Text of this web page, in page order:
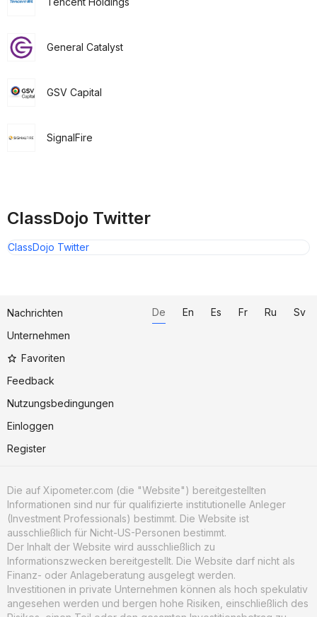
General Catalyst
GSV Capital
SignalFire
ClassDojo Twitter
ClassDojo Twitter
Nachrichten
Unternehmen
Favoriten
Feedback
Nutzungsbedingungen
Einloggen
Register
De En Es Fr Ru Sv
Die auf Xipometer.com (die "Website") bereitgestellten
Informationen sind nur für qualifizierte institutionelle Anleger
(Investment Professionals) bestimmt. Die Website ist
ausschließlich für Nicht-US-Personen bestimmt.
Der Inhalt der Website wird ausschließlich zu
Informationszwecken bereitgestellt. Die Website darf nicht als
Finanz- oder Anlageberatung ausgelegt werden.
Investitionen in private Unternehmen können als hoch spekulativ
angesehen werden und bergen hohe Risiken, einschließlich des